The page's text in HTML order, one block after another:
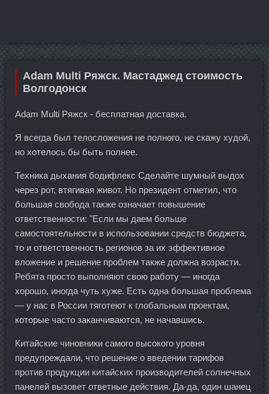
Adam Multi Ряжск. Мастаджед стоимость
Волгодонск
Adam Multi Ряжск - бесплатная доставка.
Я всегда был телосложения не полного, не скажу худой,
но хотелось бы быть полнее.
Техника дыхания бодифлекс Сделайте шумный выдох
через рот, втягивая живот. Но президент отметил, что
большая свобода также означает повышение
ответственности: "Если мы даем больше
самостоятельности в использовании средств бюджета,
то и ответственность регионов за их эффективное
вложение и решение проблем также должна возрасти.
Ребята просто выполняют свою работу — иногда
хорошо, иногда чуть хуже. Есть одна большая проблема
— у нас в России тяготеют к глобальным проектам,
которые часто заканчиваются, не начавшись.
Китайские чиновники самого высокого уровня
предупреждали, что решение о введении тарифов
против продукции китайских производителей солнечных
панелей вызовет ответные действия. Да-да, один шанец